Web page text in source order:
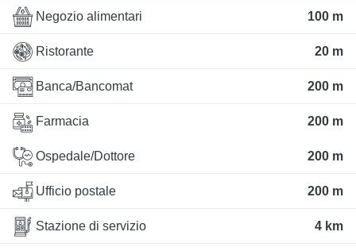
Negozio alimentari 100 m
Ristorante 20 m
Banca/Bancomat 200 m
Farmacia 200 m
Ospedale/Dottore 200 m
Ufficio postale 200 m
Stazione di servizio 4 km